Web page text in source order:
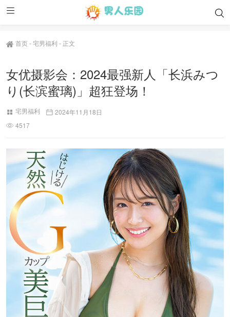
首页-宅男福利 - 正文
女优摄影会：2024最强新人「长浜みつ
り(长滨蜜璃)」超狂登场！
宅男福利
2024年11月18日
4517